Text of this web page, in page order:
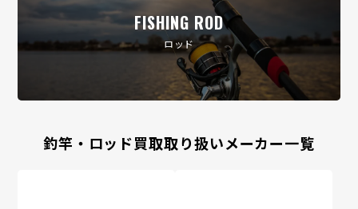
FISHING ROD
ロッド
釣竿・ロッド買取取り扱いメーカー一覧